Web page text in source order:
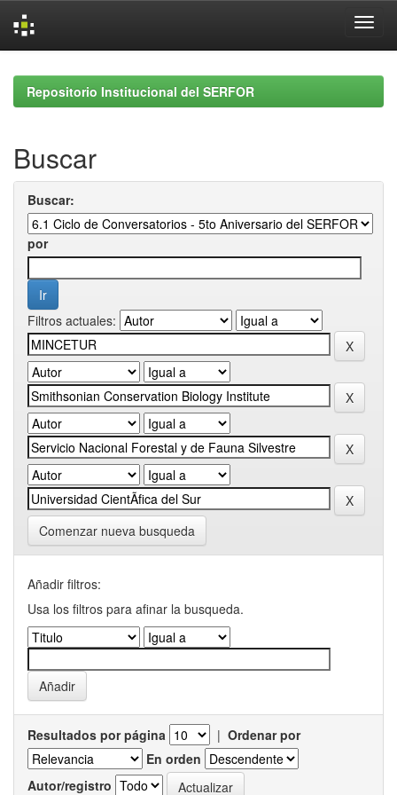
navigationRepositorio Institucional del SERFOR
Buscar
Buscar:
por
Filtros actuales:
Comenzar nueva busqueda
Añadir filtros:
Usa los filtros para afinar la busqueda.
Resultados por página | Ordenar por
En orden
Autor/registro